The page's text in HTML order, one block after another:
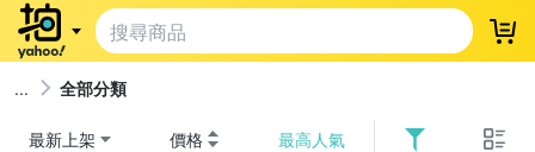
登
全部分類
最新上架 價格 最高人氣